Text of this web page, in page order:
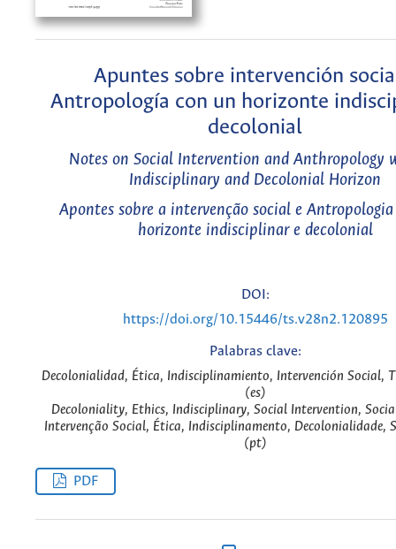
Apuntes sobre intervención
Antropología con un horizonte
decolonial
Notes on Social Intervention and Anthropology
Indisciplinary and Decolonial Horizon
Apontes sobre a intervenção social e
horizonte indisciplinar e decolonial
DOI:
https://doi.org/10.15446/ts.v28n2.120895
Palabras clave:
Decolonialidad, Ética, Indisciplinamiento, Intervención Social,
(es)
Decoloniality, Ethics, Indisciplinary, Social Intervention,
Intervenção Social, Ética, Indisciplinamento, Decolonialidade,
(pt)
PDF